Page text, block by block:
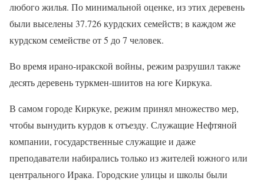
любого жилья. По минимальной оценке, из этих деревень
были выселены 37.726 курдских семейств; в каждом же
курдском семействе от 5 до 7 человек.
Во время ирано-иракской войны, режим разрушил также
десять деревень туркмен-шиитов на юге Киркука.
В самом городе Киркуке, режим принял множество мер,
чтобы вынудить курдов к отъезду. Служащие Нефтяной
компании, государственные служащие и даже
преподаватели набирались только из жителей южного или
центрального Ирака. Городские улицы и школы были